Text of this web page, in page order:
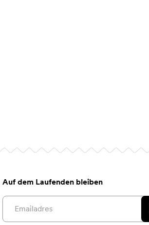
Auf dem Laufenden bleiben
Email address